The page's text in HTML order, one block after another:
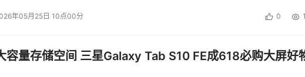
秒级。
操作，转变为可精密推演、可严格复现的科学化调度。电站输出的，不再
，而是具备工业级稳定性的绿色电能。
年05月25日 10点00分 0
容量存储空间 三星Galaxy Tab S10 FE成618必购大屏好